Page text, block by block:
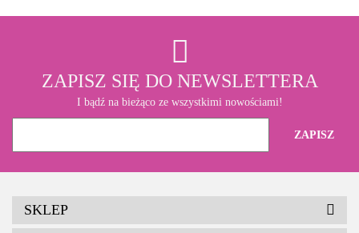
ZAPISZ SIĘ DO NEWSLETTERA
I bądź na bieżąco ze wszystkimi nowościami!
SKLEP